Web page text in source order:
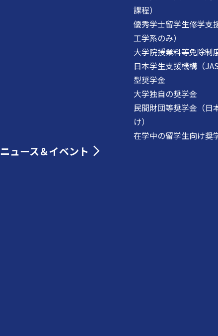
課程）
優秀学士留学生修学支
工学系のみ）
大学院授業料等免除制
日本学生支援機構（
型奨学金
大学独自の奨学金
民間財団等奨学金（日
け）
在学中の留学生向け奨
ニュース＆イベント